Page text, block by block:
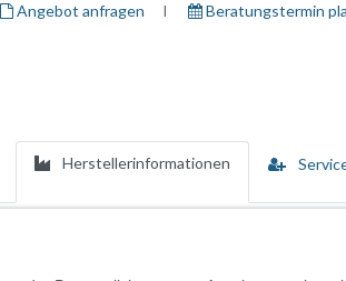
Angebot anfragen I ​ Beratungstermin
Herstellerinformationen